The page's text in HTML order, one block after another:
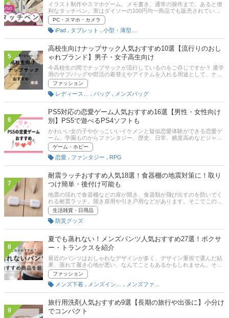
イラスト制作やスマホゲーム、メモ書き、通常の操作まで、あると便
利なタッチペン。実はダイソーの100円均一商品でも販売されてい
て、その数なんと10種類以上！一体、どれを選べばいいか迷ってしま
います。そこで本記事では、ダイソーの100円均一で販売されている
タッチペン9種類を実際に使ってみて、どれが使いやすいかレビュー
し、ランキング形式で紹介！また、・タッチやスクロールがしやすい
のは？・文字が書きやすいのは？ ・野球ゲームや音ゲームにピッタリ
なのは？・絵を描くのにピッタリなのは？といった視点でもレビュー
＆ランキングを作成しているので、ぜひ参考にしてくださいね！
PC・スマホ・カメラ
iPad タブレット
5
高校生向けナップサック人気おすすめ10選【流行りのおし
ゃれブランド】男子・女子高生向け
今高校生の間でナップサックが流行しているのをご存じですか？ 通学
用のサブバッグや部活の着替えやアイテムを入れる用途として、ナッ
プサックは実はとっても便利。さまざまなブランドから販売されてい
るので、「雨や汚れに強いものがほしい」「おしゃれなブランドや、
かわいいものがほしい」と考えている方もいるかもしれません。この
記事では、そんな高校生向けにナップサックの選び方とおすすめ商品
を紹介します。高校入学や部活の入部をきっかけにナップサック購入
を検討している方は、ぜひ参考にしてください。通販の人気ランキン
グや愛用者の口コミも掲載しています。
ファッション
バッグ メンズバッグ
6
PS5対応の恋愛ゲーム人気おすすめ16選【男性・女性向け
別】PS5で遊べるPS4ソフトも
かわいい女の子やかっこいいイケメンと疑似恋愛体験ができる恋愛ゲ
ーム。学園ものからファンタジー、歴史、日常、糖度高めなどジャン
ルのバリエーションも様々。それだけに、いざソフトを選ぼうにもい
まいちジャンルの違いがわかりませんよね。そこで、ここでは恋愛ゲ
ームのジャンルの違いや選び方のポイントやおすすめ商品を男性向
け・女性向けあわせてご紹介していきます。また、PS5用だけでなく
PS5でも遊べるPS4用ソフトもあわせて厳選。そのほか恋愛ゲームに
関するアンケート結果も公開していますので、ぜひ参考にしてみてく
ださい。
ゲーム・ホビー
恋愛 ファンタジー RPG
7
耐震ラッチおすすめ人気18選！食器棚の地震対策に！取り
つけ簡単・後付け可能も
地震の揺れで食器棚などの扉が開き、食器類が飛び出すのを防いでく
れる耐震ラッチ。開き扉用や引き戸用などがあります。そこでこの記
事では、耐震ラッチの選び方とおすすめ商品を紹介します。取りつけ
る道具やがセットになったタイプや地震を感知してロックするモデ
ル、賃貸でも後付け可能な商品もピックアップ。比較一覧表や通販サ
イトの最新人気ランキングもあるので、売れ筋や口コミとあわせてチ
ェックしてみてください。
生活雑貨・日用品
防災グッズ
8
夏でも蒸れない！メンズパンツ人気おすすめ27選！ボクサ
ー・トランクスを紹介
最近のパンツはおしゃれなデザインが多く、デザイン重視で選んだ結
果、蒸れて履き心地が悪い、なんてこともあるかもしれません。そこ
で本記事では、暑い季節などでパンツの蒸れに悩むメンズの人向け
に、蒸れないメンズパンツのおすすめ商品を紹介！ユーザーのイチオ
シ商品も厳選しているほか、そもそも蒸れる原因は何なのか、蒸れな
いパンツを選ぶポイントや素材などを解説しています。本記事を読め
ば、どんな季節でも快適なパンツを選べるはず。ぜひ参考にしてくだ
さいね。
ファッション
メンズ下着
9
旅行用洗剤人気おすすめ9選【長期の旅行や出張に】小分け
でコンパクト